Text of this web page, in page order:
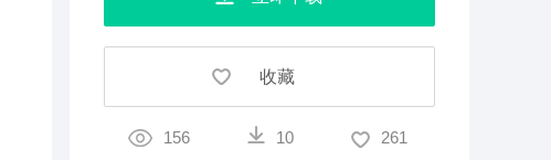
收藏
156 10 261